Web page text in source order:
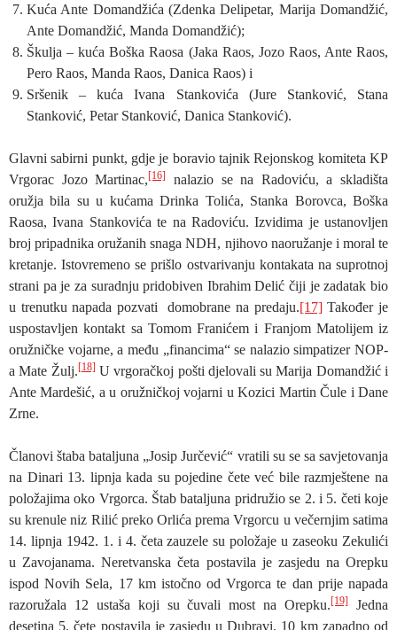
Kuća Ante Domandžića (Zdenka Delipetar, Marija Domandžić,
Ante Domandžić, Manda Domandžić);
Škulja – kuća Boška Raosa (Jaka Raos, Jozo Raos, Ante Raos,
Pero Raos, Manda Raos, Danica Raos) i
Sršenik – kuća Ivana Stankovića (Jure Stanković, Stana
Stanković, Petar Stanković, Danica Stanković).
Glavni sabirni punkt, gdje je boravio tajnik Rejonskog komiteta KP
Vrgorac Jozo Martinac,[16]
nalazio se na Radoviću, a skladišta
oružja bila su u kućama Drinka Tolića, Stanka Borovca, Boška
Raosa, Ivana Stankovića te na Radoviću. Izvidima je ustanovljen
broj pripadnika oružanih snaga NDH, njihovo naoružanje i moral te
kretanje. Istovremeno se prišlo ostvarivanju kontakata na suprotnoj
strani pa je za suradnju pridobiven Ibrahim Delić čiji je zadatak bio
u trenutku napada pozvati domobrane na predaju.[17]Također je
uspostavljen kontakt sa Tomom Franićem i Franjom Matolijem iz
oružničke vojarne, a među „financima“ se nalazio simpatizer NOP-
a Mate Žulj.[18]U vrgoračkoj pošti djelovali su Marija Domandžić i
Ante Mardešić, a u oružničkoj vojarni u Kozici Martin Čule i Dane
Zrne.
Članovi štaba bataljuna „Josip Jurčević“ vratili su se sa savjetovanja
na Dinari 13. lipnja kada su pojedine čete već bile razmještene na
položajima oko Vrgorca. Štab bataljuna pridružio se 2. i 5. četi koje
su krenule niz Rilić preko Orlića prema Vrgorcu u večernjim satima
14. lipnja 1942. 1. i 4. četa zauzele su položaje u zaseoku Zekulići
u Zavojanama. Neretvanska četa postavila je zasjedu na Orepku
ispod Novih Sela, 17 km istočno od Vrgorca te dan prije napada
razoružala 12 ustaša koji su čuvali most na Orepku.[19]Jedna
desetina 5. čete postavila je zasjedu u Dubravi, 10 km zapadno od